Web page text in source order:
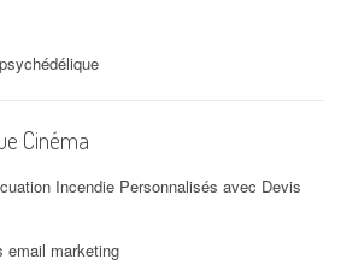
Cinéma
Incendie Personnalisés avec Devis
email marketing